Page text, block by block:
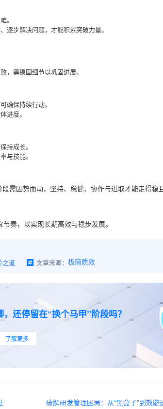
。
逐步解决问题，才能积累突破力量。
，需稳固细节以巩固进展。
确保持续行动。
进度。
持成长。
与技能。
需因势而动，坚持、稳健、协作与进取才能走得稳
奏，以实现长期高效与稳步发展。
之道 文章来源： 极简质效
还停留在“换个马甲”阶段吗？
了解更多
破解研发管理困局：从“黑盒子”到效能